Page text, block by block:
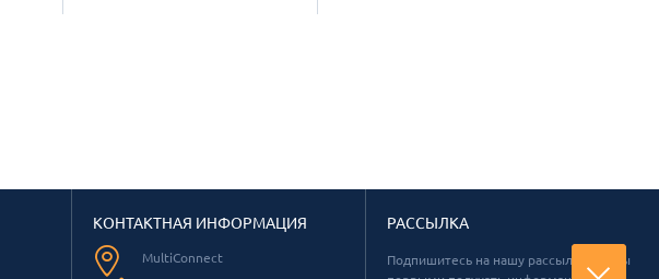
КОНТАКТНАЯ ИНФОРМАЦИЯ
MultiConnect
РАССЫЛКА
Подпишитесь на нашу рассылку, чтобы